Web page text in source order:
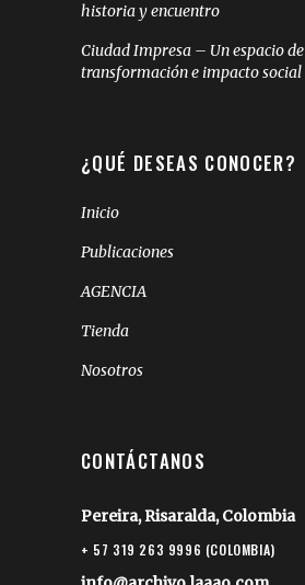
historia y encuentro
Ciudad Impresa – Un espacio de
transformación e impacto social
¿QUÉ DESEAS CONOCER?
Inicio
Publicaciones
AGENCIA
Tienda
Nosotros
CONTÁCTANOS
Pereira, Risaralda, Colombia
+ 57 319 263 9996 (COLOMBIA)